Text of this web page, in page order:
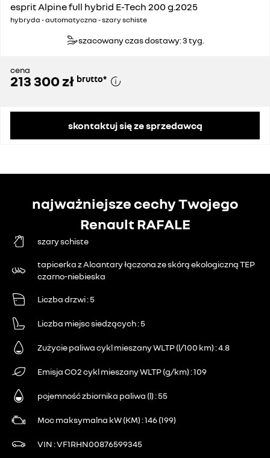
esprit Alpine full hybrid E-Tech 200 g.2025
hybryda - automatyczna - szary schiste
szacowany czas dostawy: 3 tyg.
cena
213 300 zł brutto*
skontaktuj się ze sprzedawcą
najważniejsze cechy Twojego
Renault RAFALE
szary schiste
tapicerka z Alcantary łączona ze skórą ekologiczną TEP
czarno-niebieska
Liczba drzwi 5
Liczba miejsc siedzących 5
Zużycie paliwa cykl mieszany WLTP (l/100 km) 4.8
Emisja CO2 cykl mieszany WLTP (g/km) 109
pojemność zbiornika paliwa (l) 55
Moc maksymalna kW (KM) 146 (199)
VIN VF1RHN00876599345